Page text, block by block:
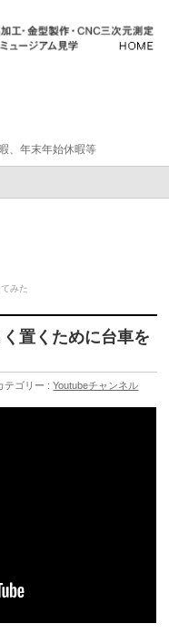
、年末年始休暇等
みた
置くために台車を
テゴリー :Youtubeチャンネル